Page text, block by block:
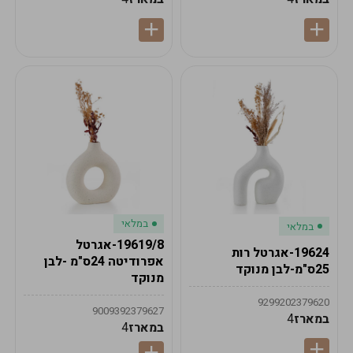
במלאי
19624-אגרטל רות
25ס"מ-לבן מנוקד
9299202379620
במארז4
במלאי
19619/8-אגרטל
אפרודיטה 24ס"מ -לבן
מנוקד
9009392379627
במארז4